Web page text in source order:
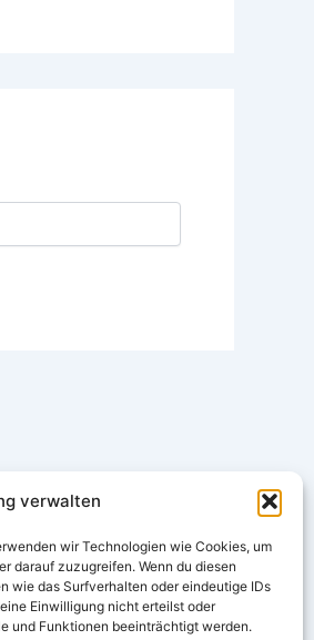
verwalten
wir Technologien wie Cookies, um
darauf zuzugreifen. Wenn du diesen
wie das Surfverhalten oder eindeutige IDs
Einwilligung nicht erteilst oder
und Funktionen beeinträchtigt werden.